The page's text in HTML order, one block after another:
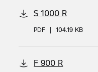
S 1000 R
PDF | 104.19 KB
F 900 R